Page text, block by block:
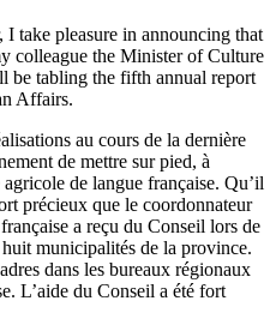
I take pleasure in announcing that
colleague the Minister of Culture
be tabling the fifth annual report
Affairs.
au cours de la dernière
de mettre sur pied, à
de langue française. Qu’il
précieux que le coordonnateur
a reçu du Conseil lors de
municipalités de la province.
dans les bureaux régionaux
L’aide du Conseil a été fort